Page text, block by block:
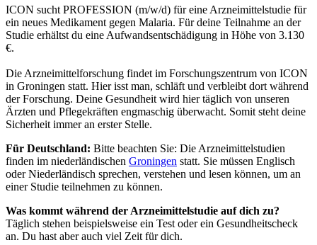
ICON sucht PROFESSION (m/w/d) für eine Arzneimittelstudie für
ein neues Medikament gegen Malaria. Für deine Teilnahme an der
Studie erhältst du eine Aufwandsentschädigung in Höhe von 3.130
€.
Die Arzneimittelforschung findet im Forschungszentrum von ICON
in Groningen statt. Hier isst man, schläft und verbleibt dort während
der Forschung. Deine Gesundheit wird hier täglich von unseren
Ärzten und Pflegekräften engmaschig überwacht. Somit steht deine
Sicherheit immer an erster Stelle.
Für Deutschland: Bitte beachten Sie: Die Arzneimittelstudien
finden im niederländischen Groningen statt. Sie müssen Englisch
oder Niederländisch sprechen, verstehen und lesen können, um an
einer Studie teilnehmen zu können.
Was kommt während der Arzneimittelstudie auf dich zu?
Täglich stehen beispielsweise ein Test oder ein Gesundheitscheck
an. Du hast aber auch viel Zeit für dich.